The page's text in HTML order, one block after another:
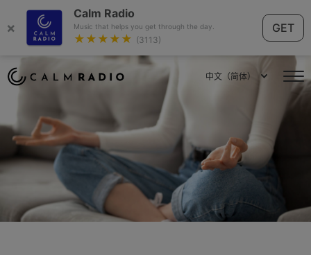
×
Calm Radio
Music that helps you get through the day.
★★★★★ (3113)
GET
中文（简体）